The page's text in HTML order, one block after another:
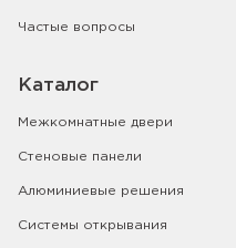
Частые вопросы
Каталог
Межкомнатные двери
Стеновые панели
Алюминиевые решения
Системы открывания